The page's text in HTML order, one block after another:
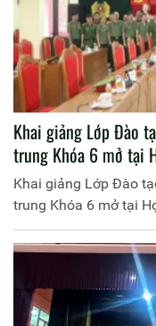
Khai giảng Lớp Đào
trung Khóa 6 mở tại
Khai giảng Lớp Đào
trung Khóa 6 mở tại